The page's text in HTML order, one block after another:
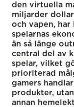
den virtuella
miljarder
och vapen,
spelarnas
än så länge
central del av
spelar, vilket
prioriterad
gamers
produkter,
annan